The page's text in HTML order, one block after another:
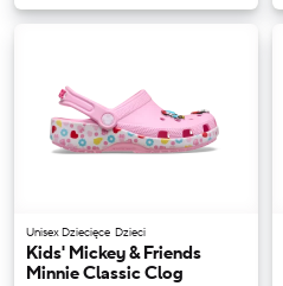
Unisex Dziecięce Dzieci
Kids' Mickey & Friends
Minnie Classic Clog